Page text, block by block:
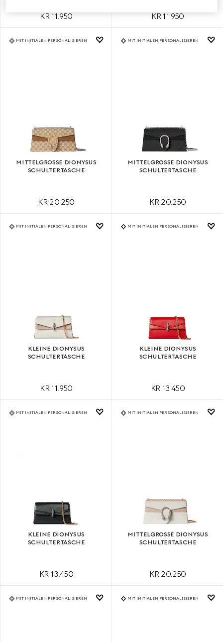
KR 11.950 KR 11.950
MIT INITIALEN PERSONALISIEREN
MITTELGROSSE DIONYSUS S
CHULTERTASCHE
KR 20.250
MIT INITIALEN PERSONALISIEREN
MITTELGROSSE DIONYSUS S
CHULTERTASCHE
KR 20.250
MIT INITIALEN PERSONALISIEREN
KLEINE DIONYSUS
SCHULTERTASCHE
KR 11.950
MIT INITIALEN PERSONALISIEREN
KLEINE DIONYSUS
SCHULTERTASCHE
KR 13.450
MIT INITIALEN PERSONALISIEREN
KLEINE DIONYSUS
SCHULTERTASCHE
KR 13.450
MIT INITIALEN PERSONALISIEREN
MITTELGROSSE DIONYSUS S
CHULTERTASCHE
KR 20.250
MIT INITIALEN PERSONALISIEREN MIT INITIALEN PERSONALISIEREN